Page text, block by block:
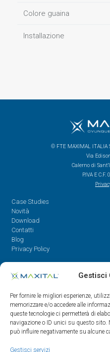
Gestisci
Per fornire le migliori esperienze,
memorizzare e/o accedere alle
queste tecnologie ci permetterà di
navigazione o ID unici su questo sito.
può influire negativamente su alcune
Gestisci servizi
Colore guaina
Installazione
© FTE MAXIMAL
Via
Calerno di
P.IVA E
Case Studies
Novità
Download
Contatti
Blog
Privacy Policy
Contatti
08.30 - 12.30 / 14 - 18
0522/909701
0522/909748